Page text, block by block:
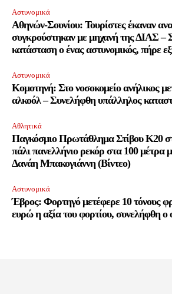
Αστυνομικά
Αθηνών-Σουνίου: Τουρίστες έκαναν
συγκρούστηκαν με μηχανή της ΔΙΑΣ –
κατάσταση ο ένας αστυνομικός, πήρε
Αστυνομικά
Κομοτηνή: Στο νοσοκομείο ανήλικος
αλκοόλ – Συνελήφθη υπάλληλος
Αθλητικά
Παγκόσμιο Πρωτάθλημα Στίβου Κ20
πάλι πανελλήνιο ρεκόρ στα 100 μέτρα
Δανάη Μπακογιάννη (Βίντεο)
Αστυνομικά
Έβρος: Φορτηγό μετέφερε 10 τόνους
ευρώ η αξία του φορτίου, συνελήφθη ο